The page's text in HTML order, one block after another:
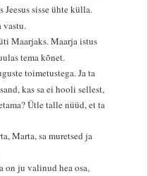
sisse ühte külla.
Maarjaks. Maarja istus
tema kõnet.
toimetustega. Ja ta
kas sa ei hooli sellest,
Ütle talle nüüd, et ta
Marta, sa muretsed ja
on ju valinud hea osa,